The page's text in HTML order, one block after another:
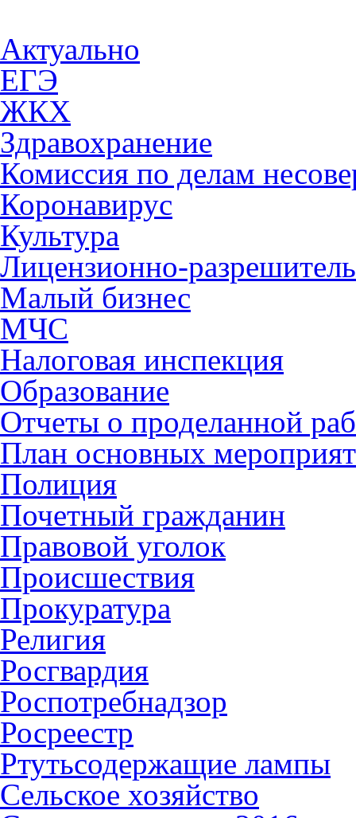
Актуально
ЕГЭ
ЖКХ
Здравохранение
Комиссия по делам
Коронавирус
Культура
Лицензионно-
Малый бизнес
МЧС
Налоговая инспекция
Образование
Отчеты о проделанной
План основных
Полиция
Почетный гражданин
Правовой уголок
Происшествия
Прокуратура
Религия
Росгвардия
Роспотребнадзор
Росреестр
Ртутьсодержащие лампы
Сельское хозяйство